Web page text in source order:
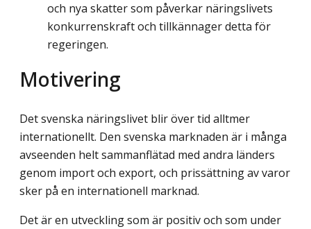
och nya skatter som påverkar näringslivets
konkurrenskraft och tillkännager detta för
regeringen.
Motivering
Det svenska näringslivet blir över tid alltmer
internationellt. Den svenska marknaden är i många
avseenden helt sammanflätad med andra länders
genom import och export, och prissättning av varor
sker på en internationell marknad.
Det är en utveckling som är positiv och som under